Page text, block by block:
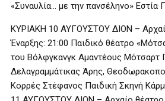
«Συναυλία… με την πανσέληνο»
ΚΥΡΙΑΚΗ 10 ΑΥΓΟΥΣΤΟΥ ΔΙΟΝ –
Έναρξης: 21:00 Παιδικό θέατρο
του Βόλφγκανγκ Αμαντέους Μότσαρτ
Δελαγραμμάτικας Άρης,
Κορρές Στέφανος Παιδική Σκηνή